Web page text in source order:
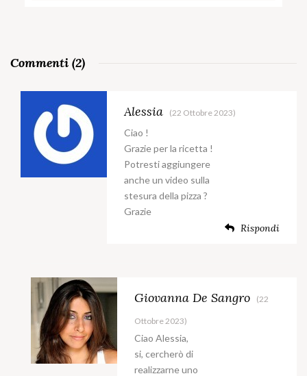
Commenti (2)
Alessia (22 Ottobre 2023)
Ciao !
Grazie per la ricetta !
Potresti aggiungere
anche un video sulla
stesura della pizza ?
Grazie
Rispondi
Giovanna De Sangro (22
Ottobre 2023)
Ciao Alessia,
si, cercherò di
realizzarne uno